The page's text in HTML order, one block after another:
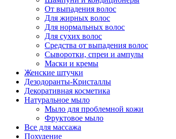
От выпадения волос
Для жирных волос
Для нормальных волос
Для сухих волос
Средства от выпадения волос
Сыворотки, спреи и ампулы
Маски и кремы
Женские штучки
Дезодоранты-Кристаллы
Декоративная косметика
Натуральное мыло
Мыло для проблемной кожи
Фруктовое мыло
Все для массажа
Похудение